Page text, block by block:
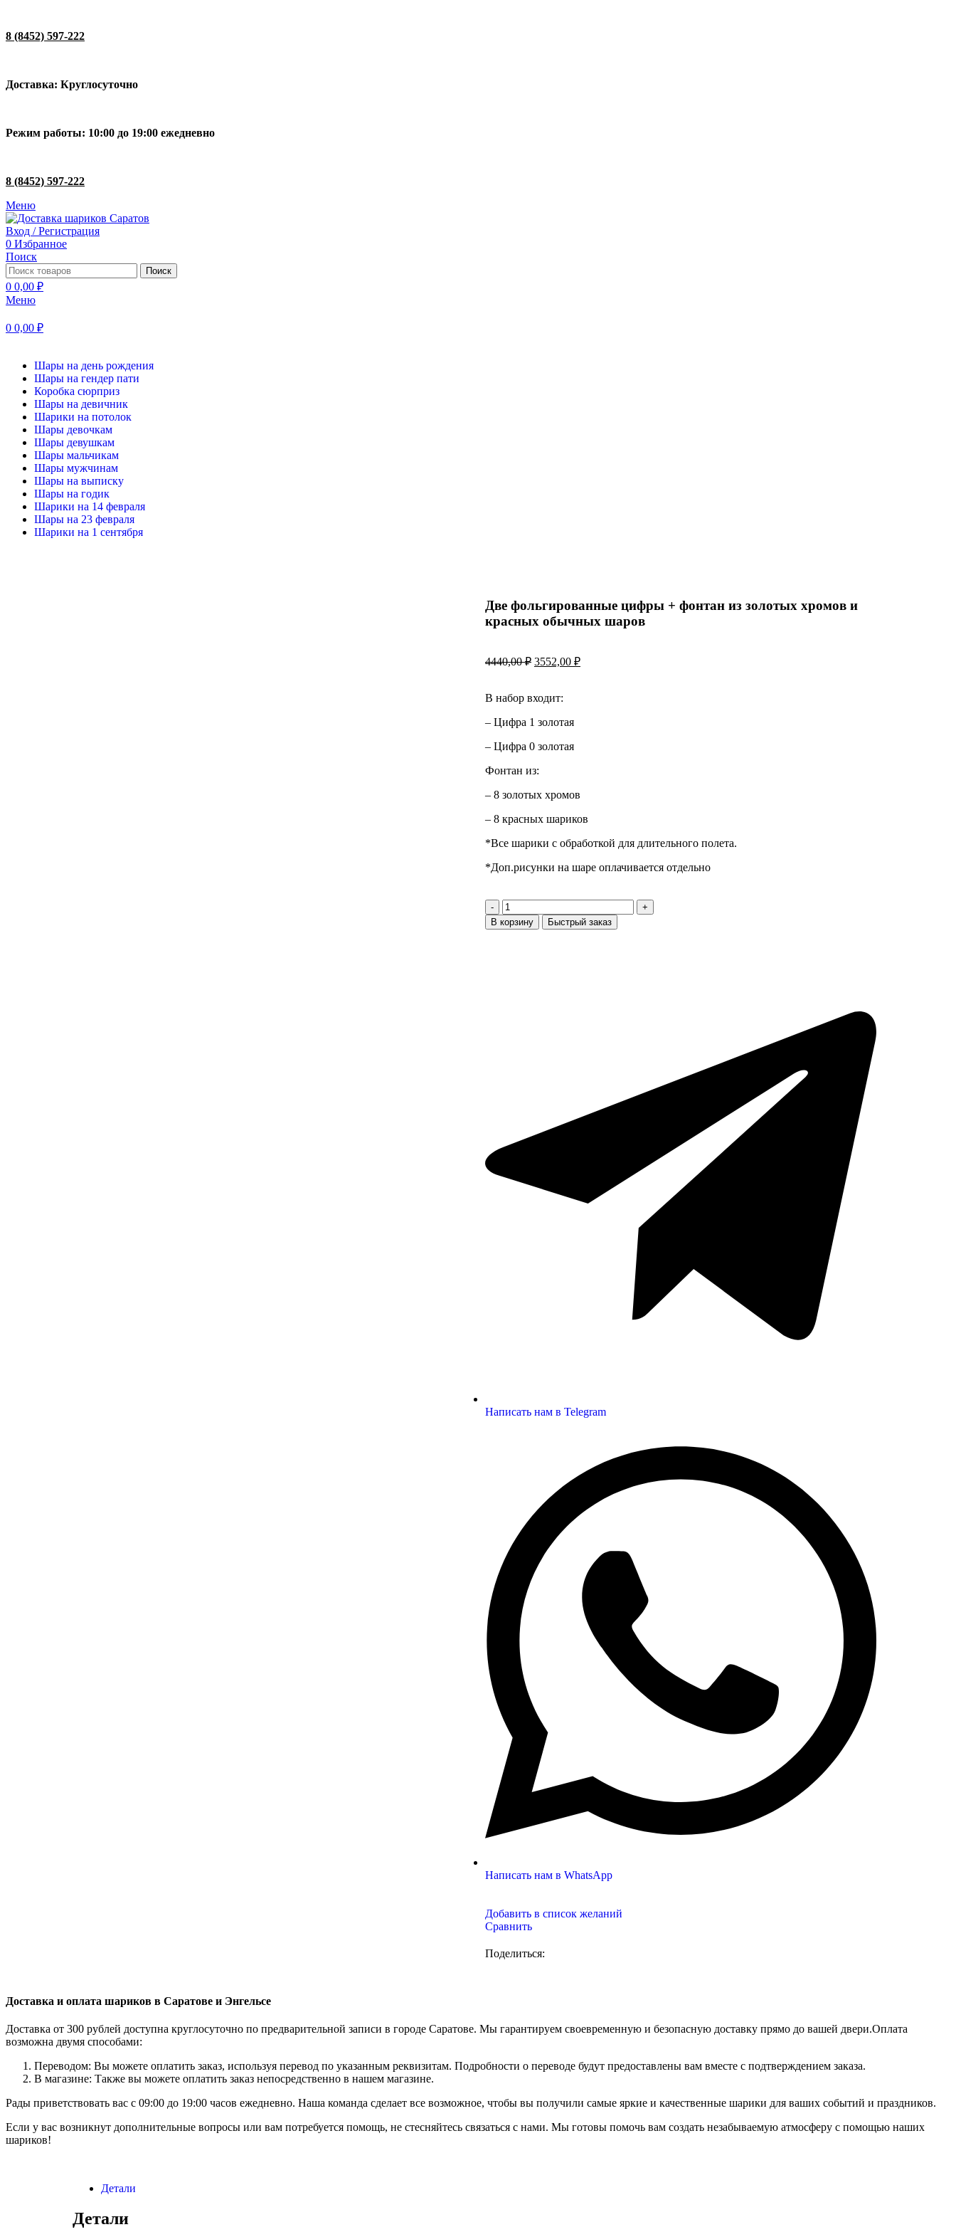
8 (8452) 597-222
Доставка: Круглосуточно
Режим работы: 10:00 до 19:00 ежедневно
8 (8452) 597-222
Меню
Вход / Регистрация
0 Избранное
Поиск
Поиск
0 0,00 ₽
Меню
0 0,00 ₽
Шары на день рождения
Шары на гендер пати
Коробка сюрприз
Шары на девичник
Шарики на потолок
Шары девочкам
Шары девушкам
Шары мальчикам
Шары мужчинам
Шары на выписку
Шары на годик
Шарики на 14 февраля
Шары на 23 февраля
Шарики на 1 сентября
Две фольгированные цифры + фонтан из золотых хромов и
красных обычных шаров
4440,00₽ 3552,00 ₽
В набор входит:
– Цифра 1 золотая
– Цифра 0 золотая
Фонтан из:
– 8 золотых хромов
– 8 красных шариков
*Все шарики с обработкой для длительного полета.
*Доп.рисунки на шаре оплачивается отдельно
В корзину Быстрый заказ
Написать нам в Telegram
Написать нам в WhatsApp
Добавить в список желаний
Сравнить
Поделиться:
Доставка и оплата шариков в Саратове и Энгельсе
Доставка от 300 рублей доступна круглосуточно по предварительной записи в городе Саратове. Мы гарантируем своевременную и безопасную доставку прямо до вашей двери.Оплата
возможна двумя способами:
Переводом: Вы можете оплатить заказ, используя перевод по указанным реквизитам. Подробности о переводе будут предоставлены вам вместе с подтверждением заказа.
В магазине: Также вы можете оплатить заказ непосредственно в нашем магазине.
Рады приветствовать вас с 09:00 до 19:00 часов ежедневно. Наша команда сделает все возможное, чтобы вы получили самые яркие и качественные шарики для ваших событий и праздников.
Если у вас возникнут дополнительные вопросы или вам потребуется помощь, не стесняйтесь связаться с нами. Мы готовы помочь вам создать незабываемую атмосферу с помощью наших
шариков!
Детали
Детали